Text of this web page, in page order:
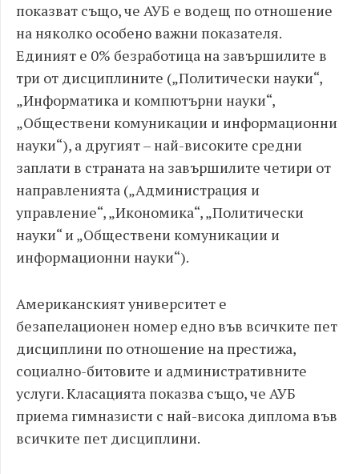
показват също, че АУБ е водещ по отношение
на няколко особено важни показателя.
Единият е 0% безработица на завършилите в
три от дисциплините („Политически науки“,
„Информатика и компютърни науки“,
„Обществени комуникации и информационни
науки“), а другият – най-високите средни
заплати в страната на завършилите четири от
направленията („Администрация и
управление“, „Икономика“, „Политически
науки“ и „Обществени комуникации и
информационни науки“).
Американският университет е
безапелационен номер едно във всичките пет
дисциплини по отношение на престижа,
социално-битовите и административните
услуги. Класацията показва също, че АУБ
приема гимназисти с най-висока диплома във
всичките пет дисциплини.